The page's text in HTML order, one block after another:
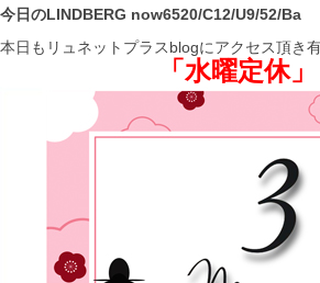
今日のLINDBERG now6520/C12/U9/52/Ba
本日もリュネットプラスblogにアクセス頂き
「水曜定休」